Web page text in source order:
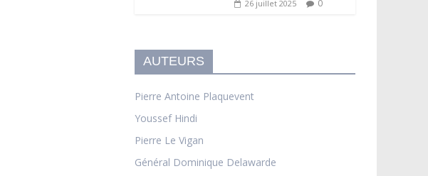
26 juillet 2025 0
AUTEURS
Pierre Antoine Plaquevent
Youssef Hindi
Pierre Le Vigan
Général Dominique Delawarde